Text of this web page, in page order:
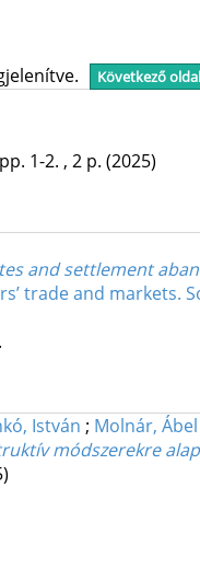
Következő oldal
pp. 1-2. , 2 p. (2025)
and settlement
trade and markets.
István ; Molnár,
módszerekre